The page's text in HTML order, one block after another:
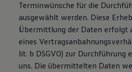
Terminwünsche für die
ausgewählt werden. Diese
Übermittlung der Daten erfolgt
eines
lit. b DSGVO) zur Durchführung
uns. Die übermittelten Daten